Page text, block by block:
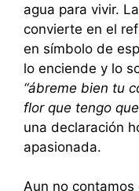
agua para vivir.
convierte en el
en símbolo de
lo enciende y lo
“ábreme bien tu
flor que tengo
una declaración
apasionada.
Aun no